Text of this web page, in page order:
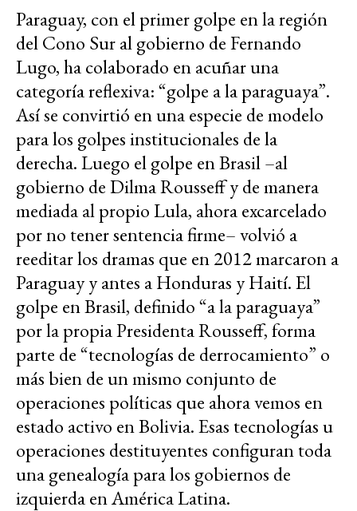
Paraguay, con el primer golpe en la región
del Cono Sur al gobierno de Fernando
Lugo, ha colaborado en acuñar una
categoría reflexiva: “golpe a la paraguaya”.
Así se convirtió en una especie de modelo
para los golpes institucionales de la
derecha. Luego el golpe en Brasil –al
gobierno de Dilma Rousseff y de manera
mediada al propio Lula, ahora excarcelado
por no tener sentencia firme– volvió a
reeditar los dramas que en 2012 marcaron a
Paraguay y antes a Honduras y Haití. El
golpe en Brasil, definido “a la paraguaya”
por la propia Presidenta Rousseff, forma
parte de “tecnologías de derrocamiento” o
más bien de un mismo conjunto de
operaciones políticas que ahora vemos en
estado activo en Bolivia. Esas tecnologías u
operaciones destituyentes configuran toda
una genealogía para los gobiernos de
izquierda en América Latina.